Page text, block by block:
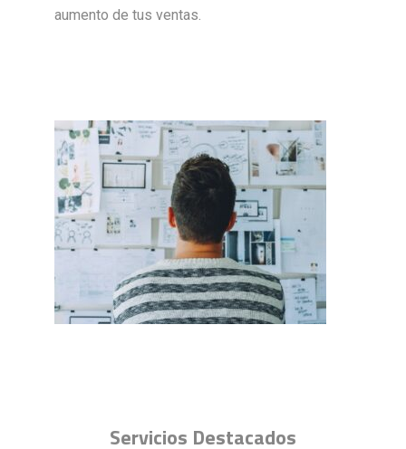
aumento de tus ventas.
Servicios Destacados